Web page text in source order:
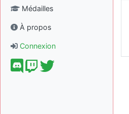
Médailles
À propos
Connexion